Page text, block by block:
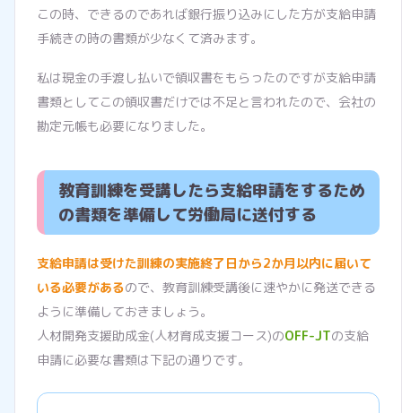
この時、できるのであれば銀行振り込みにした方が支給申請
手続きの時の書類が少なくて済みます。
私は現金の手渡し払いで領収書をもらったのですが支給申請
書類としてこの領収書だけでは不足と言われたので、会社の
勘定元帳も必要になりました。
教育訓練を受講したら支給申請をするため
の書類を準備して労働局に送付する
支給申請は受けた訓練の実施終了日から2か月以内に届いて
いる必要があるので、教育訓練受講後に速やかに発送できる
ように準備しておきましょう。
人材開発支援助成金(人材育成支援コース)のOFF-JTの支給
申請に必要な書類は下記の通りです。